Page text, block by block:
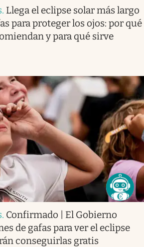
. Llega el eclipse solar más largo
para proteger los ojos: por qué
y para qué sirve
. Confirmado | El Gobierno
de gafas para ver el eclipse
conseguirlas gratis